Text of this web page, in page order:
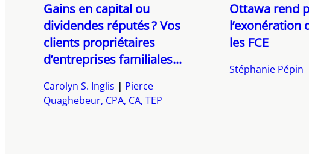
Gains en capital ou
dividendes réputés ? Vos
clients propriétaires
d’entreprises familiales...
Carolyn S. Inglis
Pierce
Quaghebeur, CPA, CA, TEP
Ottawa rend
l’exonération
les FCE
Stéphanie Pépin